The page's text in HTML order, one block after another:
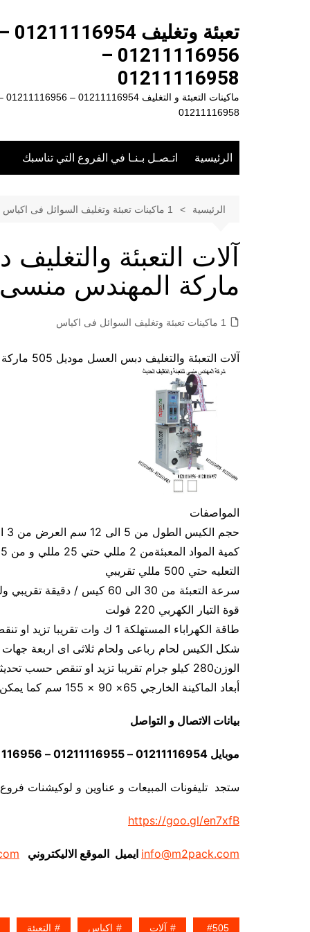
تعبئة وتغليف 01211116954 –
01211116956 –
01211116958
ماكينات التعبئة و
01211116958
الرئيسية اتـصـل بـنـا في الفروع التي تناسبك
الرئيسية 1 ماكينات تعبئة وتغليف السوائل فى اكياس
ماركة المهندس منسى
1 ماكينات تعبئة وتغليف السوائل فى اكياس
آلات التعبئة والتغليف دبس العسل موديل 505 ماركة المهندس منسى
المواصفات
حجم الكيس الطول من 5 الى 12 سم العرض من 3 الى 9 سم تقريبي و يمكن التعديل في الطول و العرض
التعليه حتي 500 مللي تقريبي
سرعة التعبئة من 30 الى 60 كيس / دقيقة تقريبي ولمادة الكيس اعتبار في سرعة التعبئة
قوة التيار الكهربي 220 فولت
طاقة الكهراباء المستهلكة 1 ك وات تقريبا تزيد او تنقص حسب تحديثات الماكينة
شكل الكيس لحام رباعى ولحام ثلاثى اى اربعة
الوزن280 كيلو جرام تقريبا تزيد او تنقص حسب تحديثات الماكينة
أبعاد الماكينة الخارجي 65× 90 × 155 سم كما يمكن فك الماكينة و تركيبها في اي مكان
بيانات الاتصال و التواصل
موبايل 01211116954 – 01211116955 – 01211116956 – 01211116957 – 01211116958
ستجد تليفونات المبيعات و عناوين و لوكيشنات
https://goo.gl/en7xfB
info@m2pack.com ايميل الموقع الاليكتروني
505 آلات اكياس التعبئة